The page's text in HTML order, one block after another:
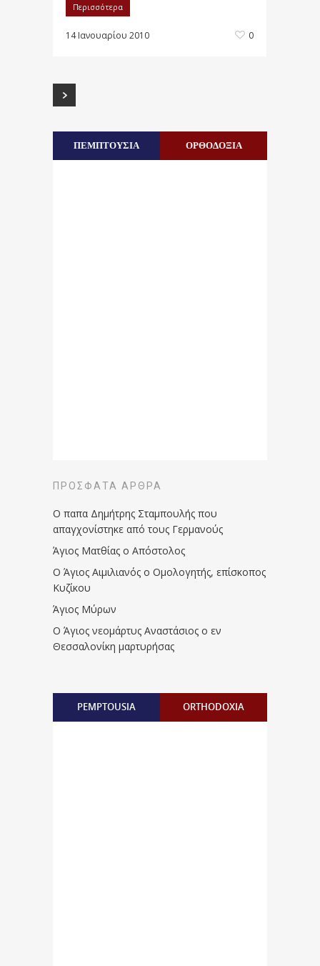
Περισσότερα
14 Ιανουαρίου 2010 0
ΠΕΜΠΤΟΥΣΙΑ ΟΡΘΟΔΟΞΙΑ
ΠΡΌΣΦΑΤΑ ΆΡΘΡΑ
Ο παπα Δημήτρης Σταμπουλής που
απαγχονίστηκε από τους Γερμανούς
Άγιος Ματθίας ο Απόστολος
Ο Άγιος Αιμιλιανός ο Ομολογητής, επίσκοπος
Κυζίκου
Άγιος Μύρων
Ο Άγιος νεομάρτυς Αναστάσιος ο εν
Θεσσαλονίκη μαρτυρήσας
PEMPTOUSIA ORTHODOXIA